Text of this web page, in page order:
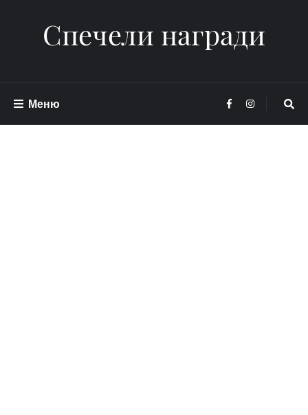
Спечели награди
Меню